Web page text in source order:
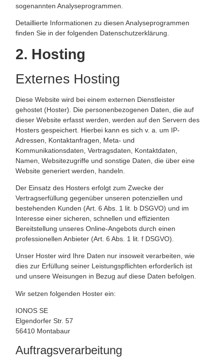
sogenannten Analyseprogrammen.
Detaillierte Informationen zu diesen Analyseprogrammen
finden Sie in der folgenden Datenschutzerklärung.
2. Hosting
Externes Hosting
Diese Website wird bei einem externen Dienstleister
gehostet (Hoster). Die personenbezogenen Daten, die auf
dieser Website erfasst werden, werden auf den Servern des
Hosters gespeichert. Hierbei kann es sich v. a. um IP-
Adressen, Kontaktanfragen, Meta- und
Kommunikationsdaten, Vertragsdaten, Kontaktdaten,
Namen, Websitezugriffe und sonstige Daten, die über eine
Website generiert werden, handeln.
Der Einsatz des Hosters erfolgt zum Zwecke der
Vertragserfüllung gegenüber unseren potenziellen und
bestehenden Kunden (Art. 6 Abs. 1 lit. b DSGVO) und im
Interesse einer sicheren, schnellen und effizienten
Bereitstellung unseres Online-Angebots durch einen
professionellen Anbieter (Art. 6 Abs. 1 lit. f DSGVO).
Unser Hoster wird Ihre Daten nur insoweit verarbeiten, wie
dies zur Erfüllung seiner Leistungspflichten erforderlich ist
und unsere Weisungen in Bezug auf diese Daten befolgen.
Wir setzen folgenden Hoster ein:
IONOS SE
Elgendorfer Str. 57
56410 Montabaur
Auftragsverarbeitung